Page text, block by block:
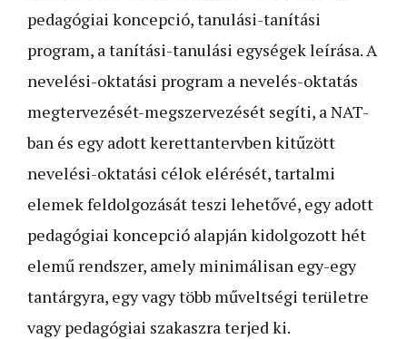
pedagógiai koncepció, tanulási-tanítási
program, a tanítási-tanulási egységek leírása. A
nevelési-oktatási program a nevelés-oktatás
megtervezését-megszervezését segíti, a NAT-
ban és egy adott kerettantervben kitűzött
nevelési-oktatási célok elérését, tartalmi
elemek feldolgozását teszi lehetővé, egy adott
pedagógiai koncepció alapján kidolgozott hét
elemű rendszer, amely minimálisan egy-egy
tantárgyra, egy vagy több műveltségi területre
vagy pedagógiai szakaszra terjed ki.